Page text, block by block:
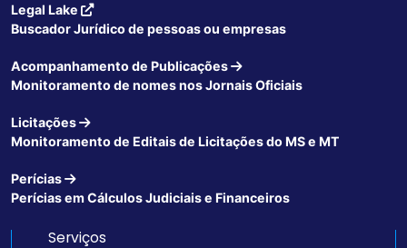
Legal Lake
Buscador Jurídico de pessoas ou empresas
Acompanhamento de Publicações
Monitoramento de nomes nos Jornais Oficiais
Licitações
Monitoramento de Editais de Licitações do MS e MT
Perícias
Perícias em Cálculos Judiciais e Financeiros
Serviços